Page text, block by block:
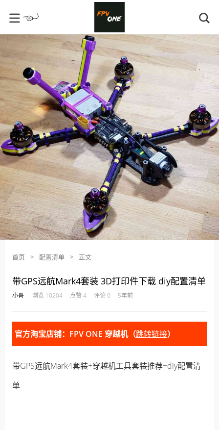
首页 > 配置清单 > 正文
带GPS远航Mark4套装 3D打印件下载 diy配置清单
小哥 浏览 10204 点赞 4 评论 0 5年前
官方淘宝店铺：FPV ONE 穿越机（跳转链接）
带GPS远航Mark4套装+穿越机工具套装推荐+diy配置清
单